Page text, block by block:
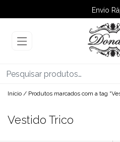
Envio
➚ Ofertas–
Início / Produtos marcados com a tag
Vestido Trico